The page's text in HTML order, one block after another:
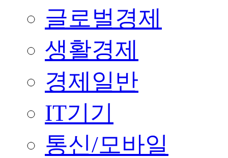
글로벌경제
생활경제
경제일반
IT기기
통신/모바일